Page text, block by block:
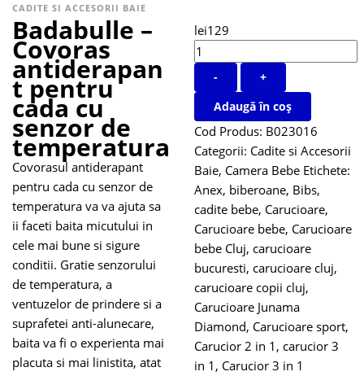
CADITE SI ACCESORII BAIE
Badabulle –
Covoras
antiderapan
t pentru
cada cu
senzor de
temperatura
Covorasul antiderapant
pentru cada cu senzor de
temperatura va va ajuta sa
ii faceti baita micutului in
cele mai bune si sigure
conditii. Gratie senzorului
de temperatura, a
ventuzelor de prindere si a
suprafetei anti-alunecare,
baita va fi o experienta mai
placuta si mai linistita, atat
lei129
-
+
Adaugă în coș
Cod Produs: B023016
Categorii: Cadite si Accesorii
Baie, Camera Bebe Etichete:
Anex, biberoane, Bibs,
cadite bebe, Carucioare,
Carucioare bebe, Carucioare
bebe Cluj, carucioare
bucuresti, carucioare cluj,
carucioare copii cluj,
Carucioare Junama
Diamond, Carucioare sport,
Carucior 2 in 1 , carucior 3
in 1 , Carucior 3 in 1